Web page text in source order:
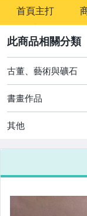
首頁主打
其它
古董、藝術與礦石
書畫作品
其他